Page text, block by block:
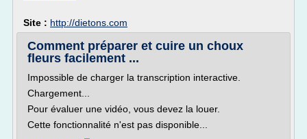
Site : http://dietons.com
Comment préparer et cuire un choux
fleurs facilement ...
Impossible de charger la transcription interactive.
Chargement...
Pour évaluer une vidéo, vous devez la louer.
Cette fonctionnalité n'est pas disponible...